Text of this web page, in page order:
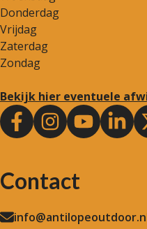
Donderdag
Vrijdag
Zaterdag
Zondag
Bekijk hier eventuele
Contact